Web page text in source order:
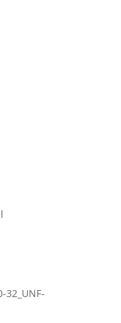
32_UNF-